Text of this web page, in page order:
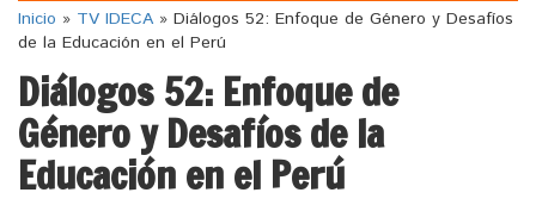
Inicio » TV IDECA » Diálogos 52: Enfoque de Género y Desafíos
de la Educación en el Perú
Diálogos 52: Enfoque de
Género y Desafíos de la
Educación en el Perú